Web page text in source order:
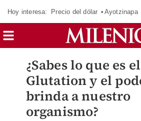
Hoy interesa: Precio del dólar Ayotzinapa
¿Sabes lo que es el
Glutation y el
brinda a nuestro
organismo?